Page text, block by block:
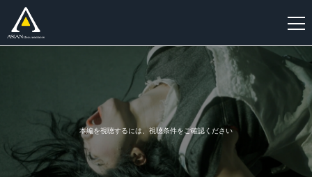
新
規
登
録
本編を視聴するには、視聴条件をご確認ください